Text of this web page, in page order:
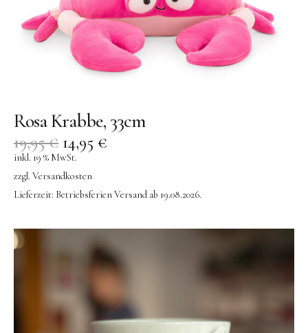
Rosa Krabbe, 33cm
19,95€ 14,95 €
inkl. 19 % MwSt.
zzgl. Versandkosten
Lieferzeit: Betriebsferien Versand ab 19.08.2026.